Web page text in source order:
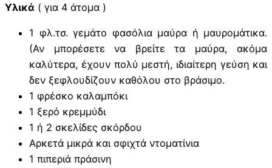
Υλικά ( για 4 άτομα )
1 φλ.τσ. γεμάτο φασόλια μαύρα ή μαυρομάτικα.
(Αν μπορέσετε να βρείτε τα μαύρα, ακόμα
καλύτερα, έχουν πολύ μεστή, ιδιαίτερη γεύση και
δεν ξεφλουδίζουν καθόλου στο βράσιμο.
1 φρέσκο καλαμπόκι
1 ξερό κρεμμύδι
1 ή 2 σκελίδες σκόρδου
Αρκετά μικρά και σφιχτά ντοματίνια
1 πιπεριά πράσινη